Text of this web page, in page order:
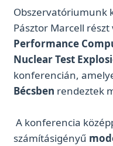
Obszervatóriumunk
Pásztor Marcell részt
Performance
Nuclear Test
konferencián,
Bécsben rendeztek
A konferencia
számításigényű